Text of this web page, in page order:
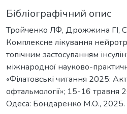
Бібліографічний опис
Тройченко ЛФ, Дрожжина ГІ,
Комплексне лікування
топічним застосуванням
міжнародної науково-
«Філатовські читання 2025:
офтальмології»; 15-16 травня
Одеса: Бондаренко М.О., 2025.